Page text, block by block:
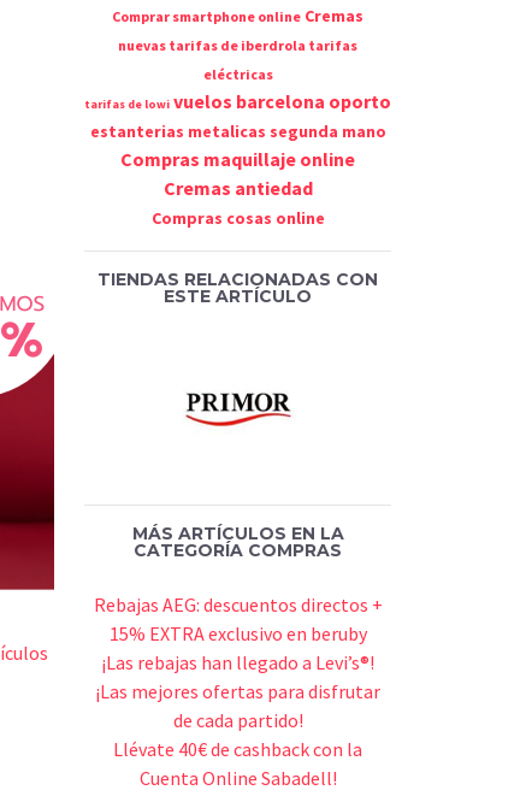
Comprar smartphone online Cremas
nuevas tarifas de iberdrola tarifas
eléctricas
tarifas de lowi vuelos barcelona oporto
estanterias metalicas segunda mano
Compras maquillaje online
Cremas antiedad
Compras cosas online
TIENDAS RELACIONADAS CON
ESTE ARTÍCULO
MÁS ARTÍCULOS EN LA
CATEGORÍA COMPRAS
Rebajas AEG: descuentos directos +
15% EXTRA exclusivo en beruby
¡Las rebajas han llegado a Levi’s®!
¡Las mejores ofertas para disfrutar
de cada partido!
Llévate 40€ de cashback con la
Cuenta Online Sabadell!